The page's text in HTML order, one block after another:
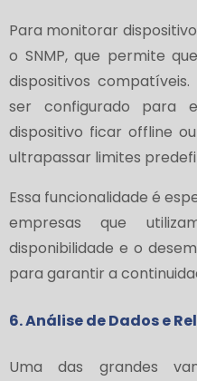
Para monitorar
o SNMP, que permite
dispositivos
ser configurado para
dispositivo ficar offline
ultrapassar limites
Essa funcionalidade é
empresas que
disponibilidade e o
para garantir a
6. Análise de Dados e
Uma das grandes